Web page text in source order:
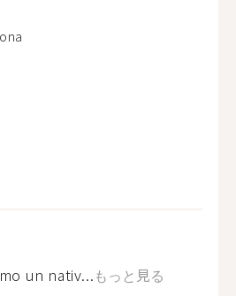
un nativ...もっと見る